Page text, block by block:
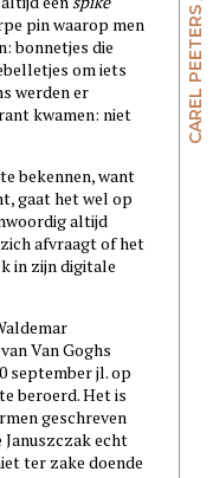
CAREL PEETERS
pin waarop men
bonnetjes die
om iets
werden er
kwamen: niet
bekennen, want
gaat het wel op
altijd
afvraagt of het
in zijn digitale
Van Goghs
september jl. op
beroerd. Het is
geschreven
echt
ter zake doende